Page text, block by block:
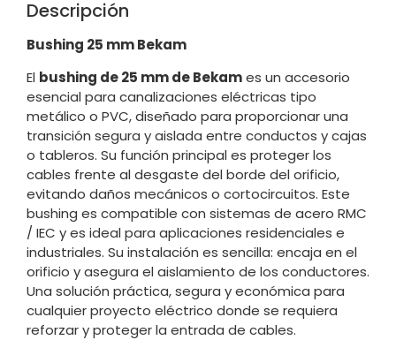
Descripción
Bushing 25 mm Bekam
El bushing de 25 mm de Bekames un accesorio
esencial para canalizaciones eléctricas tipo
metálico o PVC, diseñado para proporcionar una
transición segura y aislada entre conductos y cajas
o tableros. Su función principal es proteger los
cables frente al desgaste del borde del orificio,
evitando daños mecánicos o cortocircuitos. Este
bushing es compatible con sistemas de acero RMC
/ IEC y es ideal para aplicaciones residenciales e
industriales. Su instalación es sencilla: encaja en el
orificio y asegura el aislamiento de los conductores.
Una solución práctica, segura y económica para
cualquier proyecto eléctrico donde se requiera
reforzar y proteger la entrada de cables.